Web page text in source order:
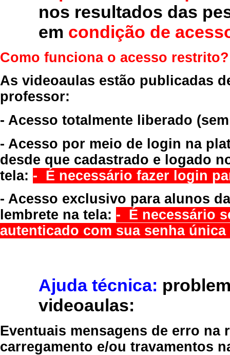
nos resultados das
em condição de
Como funciona o acesso restrito?
As videoaulas estão publicadas
professor:
- Acesso totalmente liberado
- Acesso por meio de login na
desde que cadastrado e logado
tela: - É necessário fazer login
- Acesso exclusivo para alunos
lembrete na tela: - É necessário
autenticado com sua senha
Ajuda técnica:
videoaulas:
Eventuais mensagens de erro
carregamento e/ou travamentos